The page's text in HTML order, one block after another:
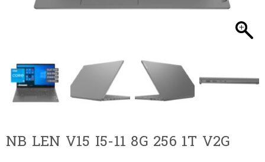
NB LEN V15 I5-11 8G 256 1T V2G